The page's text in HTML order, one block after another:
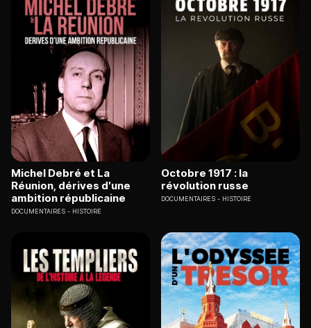
Michel Debré et La
Réunion, dérives d'une
ambition républicaine
DOCUMENTAIRES HISTOIRE
Octobre 1917 : la
révolution russe
DOCUMENTAIRES HISTOIRE